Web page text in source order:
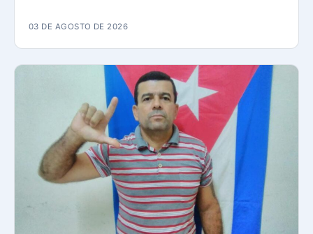
03 DE AGOSTO DE 2026